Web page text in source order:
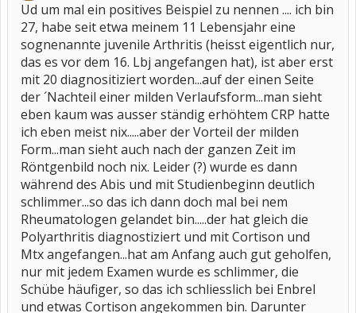
Ud um mal ein positives Beispiel zu nennen .... ich bin
27, habe seit etwa meinem 11 Lebensjahr eine
sognenannte juvenile Arthritis (heisst eigentlich nur,
das es vor dem 16. Lbj angefangen hat), ist aber erst
mit 20 diagnositiziert worden...auf der einen Seite
der ´Nachteil einer milden Verlaufsform...man sieht
eben kaum was ausser ständig erhöhtem CRP hatte
ich eben meist nix.....aber der Vorteil der milden
Form...man sieht auch nach der ganzen Zeit im
Röntgenbild noch nix. Leider (?) wurde es dann
während des Abis und mit Studienbeginn deutlich
schlimmer...so das ich dann doch mal bei nem
Rheumatologen gelandet bin.....der hat gleich die
Polyarthritis diagnostiziert und mit Cortison und
Mtx angefangen...hat am Anfang auch gut geholfen,
nur mit jedem Examen wurde es schlimmer, die
Schübe häufiger, so das ich schliesslich bei Enbrel
und etwas Cortison angekommen bin. Darunter